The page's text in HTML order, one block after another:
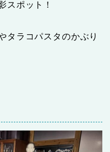
スポット！
タラコパスタのかぶり